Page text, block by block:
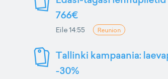
766€
Eile 14:55 Reunion
Tallinki kampaania:
-30%